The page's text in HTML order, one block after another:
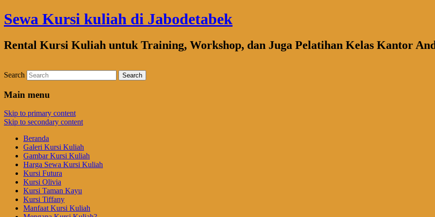
Sewa Kursi kuliah di Jabodetabek
Rental Kursi Kuliah untuk Training, Workshop, dan Juga Pelatihan Kelas Kantor
Search
Main menu
Skip to primary content
Skip to secondary content
Beranda
Galeri Kursi Kuliah
Gambar Kursi Kuliah
Harga Sewa Kursi Kuliah
Kursi Futura
Kursi Olivia
Kursi Taman Kayu
Kursi Tiffany
Manfaat Kursi Kuliah